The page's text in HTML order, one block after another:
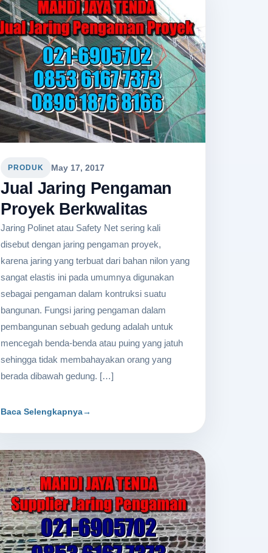
PRODUK May 17, 2017
Jual Jaring Pengaman
Proyek Berkwalitas
Jaring Polinet atau Safety Net sering kali
disebut dengan jaring pengaman proyek,
karena jaring yang terbuat dari bahan nilon yang
sangat elastis ini pada umumnya digunakan
sebagai pengaman dalam kontruksi suatu
bangunan. Fungsi jaring pengaman dalam
pembangunan sebuah gedung adalah untuk
mencegah benda-benda atau puing yang jatuh
sehingga tidak membahayakan orang yang
berada dibawah gedung. […]
Baca Selengkapnya→